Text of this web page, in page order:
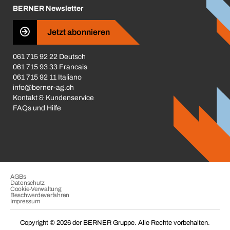
Business Conduct
BERNER Newsletter
Jetzt abonnieren
061 715 92 22 Deutsch
061 715 93 33 Francais
061 715 92 11 Italiano
info@berner-ag.ch
Kontakt & Kundenservice
FAQs und Hilfe
Copyright © 2026 der BERNER Gruppe. Alle Rechte vorbehalten.
AGBs
Datenschutz
Cookie-Verwaltung
Beschwerdeverfahren
Impressum